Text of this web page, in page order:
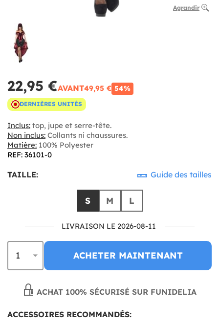
Agrandir
22,95 €AVANT49,95 € 54%
DERNIÈRES UNITÉS
Inclus: top, jupe et serre-tête.
Non inclus: Collants ni chaussures.
Matière: 100% Polyester
REF: 36101-0
TAILLE: Guide des tailles
S M L
LIVRAISON LE 2026-08-11
ACHETER MAINTENANT
ACHAT 100% SÉCURISÉ SUR FUNIDELIA
ACCESSOIRES RECOMMANDÉS: